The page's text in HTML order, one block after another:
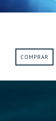
COMPRAR